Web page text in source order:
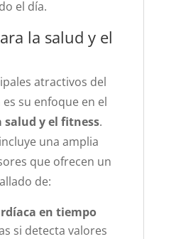
el día.
la salud y el
atractivos del
su enfoque en el
y el fitness.
una amplia
que ofrecen un
de:
en tiempo
si detecta valores